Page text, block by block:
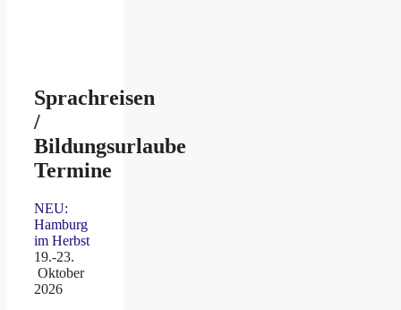
Sprachreisen
/
Bildungsurlaube
Termine
NEU:
Hamburg
im Herbst
19.-23.
Oktober
2026